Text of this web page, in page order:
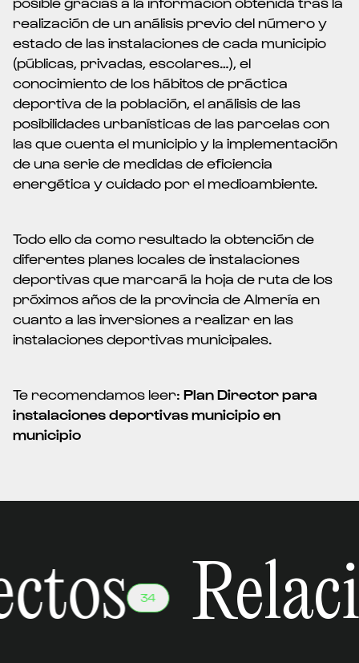
realización de un análisis previo del número y
estado de las instalaciones de cada municipio
(públicas, privadas, escolares…), el
conocimiento de los hábitos de práctica
deportiva de la población, el análisis de las
posibilidades urbanísticas de las parcelas con
las que cuenta el municipio y la implementación
de una serie de medidas de eficiencia
energética y cuidado por el medioambiente.
Todo ello da como resultado la obtención de
diferentes planes locales de instalaciones
deportivasque marcará la hoja de ruta de los
próximos años de la provincia de Almería en
cuanto a las inversiones a realizar en las
instalaciones deportivas municipales.
Te recomendamos leer: Plan Director para
instalaciones deportivas municipio en
municipio
34